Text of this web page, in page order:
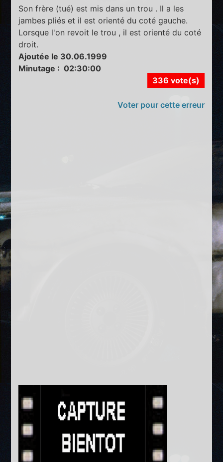
Son frère (tué) est mis dans un trou . Il a les
jambes pliés et il est orienté du coté gauche.
Lorsque l'on revoit le trou , il est orienté du coté
droit.
Ajoutée le 30.06.1999
Minutage : 02:30:00
336 vote(s)
Voter pour cette erreur